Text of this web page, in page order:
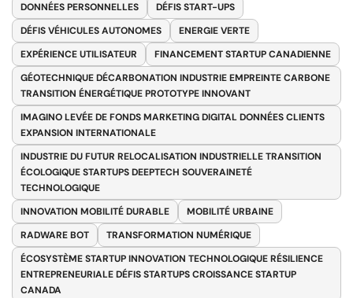
DONNÉES PERSONNELLES
DÉFIS START-UPS
DÉFIS VÉHICULES AUTONOMES
ENERGIE VERTE
EXPÉRIENCE UTILISATEUR
FINANCEMENT STARTUP CANADIENNE
GÉOTECHNIQUE DÉCARBONATION INDUSTRIE EMPREINTE CARBONE
TRANSITION ÉNERGÉTIQUE PROTOTYPE INNOVANT
IMAGINO LEVÉE DE FONDS MARKETING DIGITAL DONNÉES CLIENTS
EXPANSION INTERNATIONALE
INDUSTRIE DU FUTUR RELOCALISATION INDUSTRIELLE TRANSITION
ÉCOLOGIQUE STARTUPS DEEPTECH SOUVERAINETÉ
TECHNOLOGIQUE
INNOVATION MOBILITÉ DURABLE
MOBILITÉ URBAINE
RADWARE BOT
TRANSFORMATION NUMÉRIQUE
ÉCOSYSTÈME STARTUP INNOVATION TECHNOLOGIQUE RÉSILIENCE
ENTREPRENEURIALE DÉFIS STARTUPS CROISSANCE STARTUP
CANADA